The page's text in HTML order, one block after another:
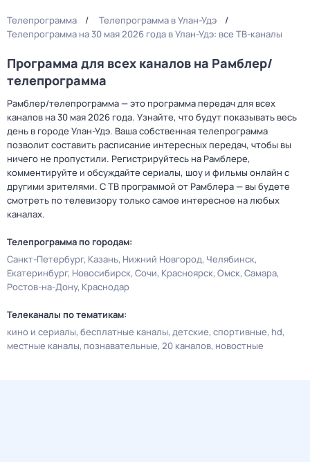
Телепрограмма
Телепрограмма в Улан-Удэ
Телепрограмма на 30 мая 2026 года в Улан-Удэ: все ТВ-каналы
Программа для всех каналов на Рамблер/
телепрограмма
Рамблер/телепрограмма — это программа передач для всех
каналов на 30 мая 2026 года. Узнайте, что будут показывать весь
день в городе Улан-Удэ. Ваша собственная телепрограмма
позволит составить расписание интересных передач, чтобы вы
ничего не пропустили. Регистрируйтесь на Рамблере,
комментируйте и обсуждайте сериалы, шоу и фильмы онлайн с
другими зрителями. С ТВ программой от Рамблера — вы будете
смотреть по телевизору только самое интересное на любых
каналах.
Телепрограмма по городам:
Санкт-Петербург Казань Нижний Новгород Челябинск
Екатеринбург Новосибирск Сочи Красноярск Омск Самара
Ростов-на-Дону Краснодар
Телеканалы по тематикам:
кино и сериалы бесплатные каналы детские спортивные hd
местные каналы познавательные 20 каналов новостные